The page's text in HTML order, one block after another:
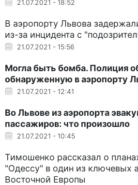
21.07.2021 - 18:52
В аэропорту Львова
из-за инцидента с
21.07.2021 - 15:56
Могла быть бомба. Полиция
обнаруженную в аэропорту
21.07.2021 - 12:41
Во Львове из аэропорта
пассажиров: что произошло
21.07.2021 - 10:45
Тимошенко рассказал о
"Одессу" в один из ключевых
Восточной Европы